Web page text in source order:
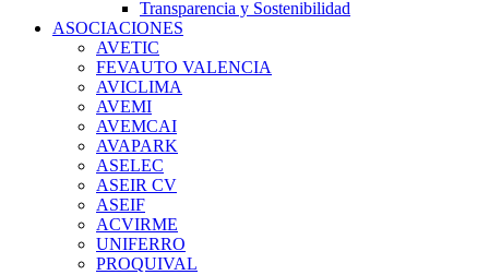
Transparencia y Sostenibilidad
ASOCIACIONES
AVETIC
FEVAUTO VALENCIA
AVICLIMA
AVEMI
AVEMCAI
AVAPARK
ASELEC
ASEIR CV
ASEIF
ACVIRME
UNIFERRO
PROQUIVAL